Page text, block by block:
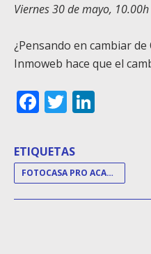
Viernes 30 de mayo, 10.00h
¿Pensando en cambiar
Inmoweb hace que el
Facebook
Twitter
ETIQUETAS
FOTOCASA PRO ACADEMY